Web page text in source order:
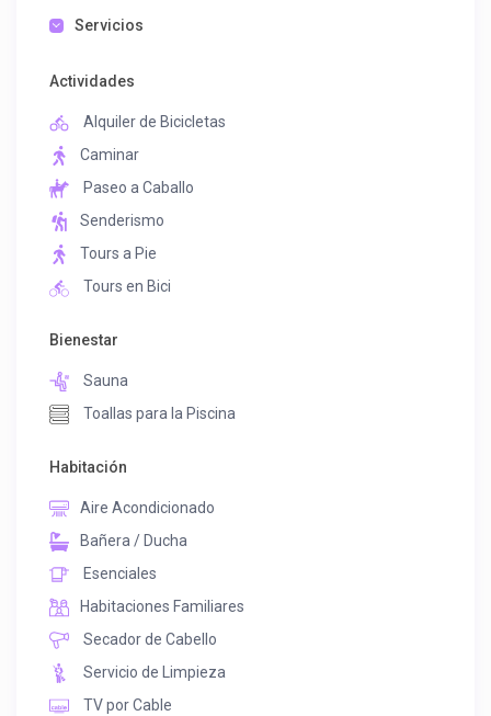
Servicios
Actividades
Alquiler de Bicicletas
Caminar
Paseo a Caballo
Senderismo
Tours a Pie
Tours en Bici
Bienestar
Sauna
Toallas para la Piscina
Habitación
Aire Acondicionado
Bañera / Ducha
Esenciales
Habitaciones Familiares
Secador de Cabello
Servicio de Limpieza
TV por Cable